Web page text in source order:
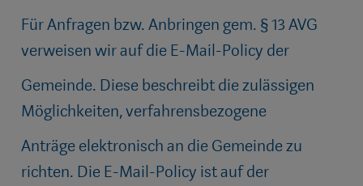
Für Anfragen bzw. Anbringen gem. § 13 AVG
verweisen wir auf die E-Mail-Policy der
Gemeinde. Diese beschreibt die zulässigen
Möglichkeiten, verfahrensbezogene
Anträge elektronisch an die Gemeinde zu
richten. Die E-Mail-Policy ist auf der